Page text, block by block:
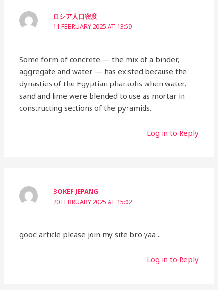
ロシア人口密度
11 FEBRUARY 2025 AT 13:59
Some form of concrete — the mix of a binder,
aggregate and water — has existed because the
dynasties of the Egyptian pharaohs when water,
sand and lime were blended to use as mortar in
constructing sections of the pyramids.
Log in to Reply
BOKEP JEPANG
20 FEBRUARY 2025 AT 15:02
good article please join my site bro yaa ..
Log in to Reply